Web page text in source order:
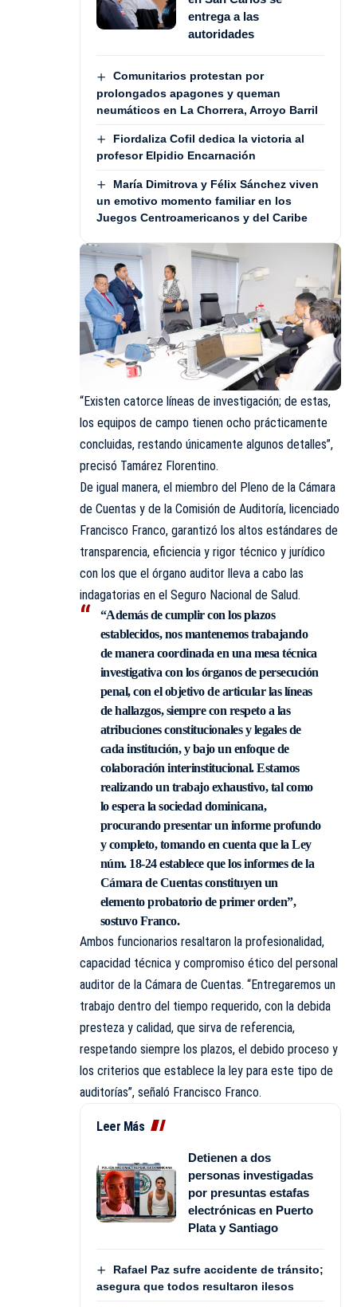
entrega a las
autoridades
Comunitarios protestan por
prolongados apagones y queman
neumáticos en La Chorrera, Arroyo Barril
Fiordaliza Cofil dedica la victoria al
profesor Elpidio Encarnación
María Dimitrova y Félix Sánchez viven
un emotivo momento familiar en los
Juegos Centroamericanos y del Caribe
“Existen catorce líneas de investigación; de estas,
los equipos de campo tienen ocho prácticamente
concluidas, restando únicamente algunos detalles”,
precisó Tamárez Florentino.
De igual manera, el miembro del Pleno de la Cámara
de Cuentas y de la Comisión de Auditoría, licenciado
Francisco Franco, garantizó los altos estándares de
transparencia, eficiencia y rigor técnico y jurídico
con los que el órgano auditor lleva a cabo las
indagatorias en el Seguro Nacional de Salud.
“Además de cumplir con los plazos
establecidos, nos mantenemos trabajando
de manera coordinada en una mesa técnica
investigativa con los órganos de persecución
penal, con el objetivo de articular las líneas
de hallazgos, siempre con respeto a las
atribuciones constitucionales y legales de
cada institución, y bajo un enfoque de
colaboración interinstitucional. Estamos
realizando un trabajo exhaustivo, tal como
lo espera la sociedad dominicana,
procurando presentar un informe profundo
y completo, tomando en cuenta que la Ley
núm. 18-24 establece que los informes de la
Cámara de Cuentas constituyen un
elemento probatorio de primer orden”,
sostuvo Franco.
Ambos funcionarios resaltaron la profesionalidad,
capacidad técnica y compromiso ético del personal
auditor de la Cámara de Cuentas. “Entregaremos un
trabajo dentro del tiempo requerido, con la debida
presteza y calidad, que sirva de referencia,
respetando siempre los plazos, el debido proceso y
los criterios que establece la ley para este tipo de
auditorías”, señaló Francisco Franco.
Leer Más
Detienen a dos
personas investigadas
por presuntas estafas
electrónicas en Puerto
Plata y Santiago
Rafael Paz sufre accidente de tránsito;
asegura que todos resultaron ilesos